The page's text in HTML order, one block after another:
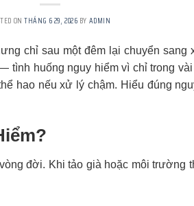
ONTHÁNG 6 29, 2026 BY ADMIN
chỉ sau một đêm lại chuyển sang
huống nguy hiểm vì chỉ trong
hao nếu xử lý chậm. Hiểu đúng
đời. Khi tảo già hoặc môi trường